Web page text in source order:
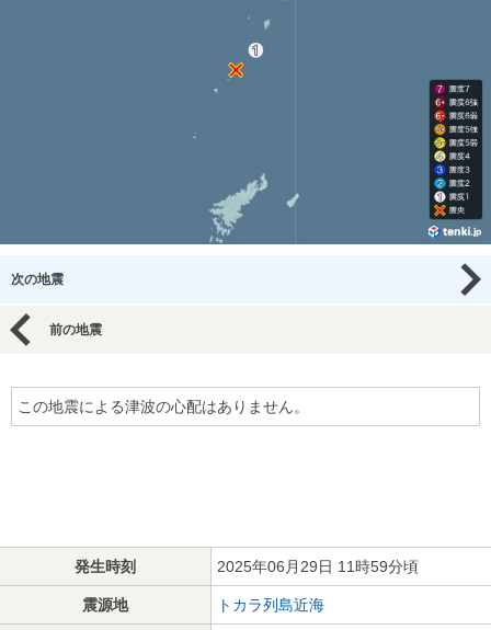
次の地震
前の地震
この地震による津波の心配はありません。
発生時刻 2025年06月29日 11時59分頃
震源地 トカラ列島近海